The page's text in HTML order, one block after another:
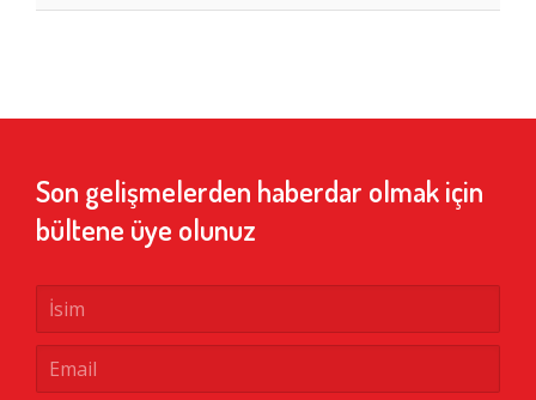
Son gelişmelerden haberdar olmak için
bültene üye olunuz